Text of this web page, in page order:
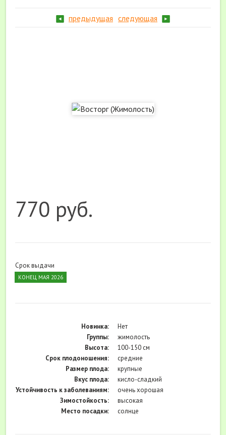
предыдущая следующая
770 руб.
Срок выдачи
КОНЕЦ МАЯ 2026
Новинка:
Нет
Группы:
жимолость
Высота:
100-150 см
Срок плодоношения:
средние
Размер плода:
крупные
Вкус плода:
кисло-сладкий
Устойчивость к заболеваниям:
очень хорошая
Зимостойкость:
высокая
Место посадки:
солнце